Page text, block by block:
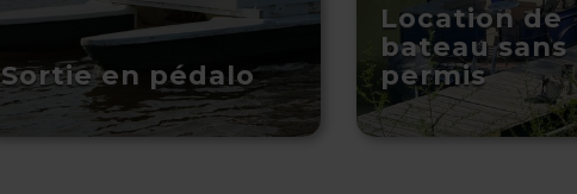
Sortie en pédalo
Location de
bateau sans
permis